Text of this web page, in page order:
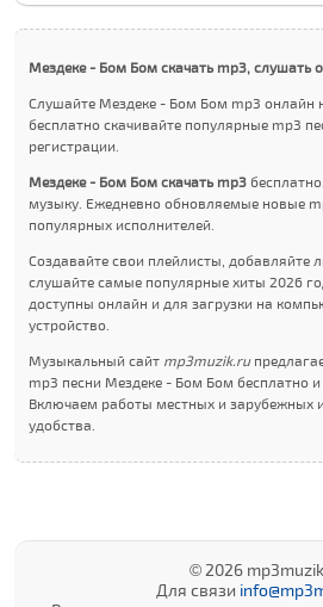
Мездеке - Бом Бом скачать mp3, слушать
Слушайте Мездеке - Бом Бом mp3 онлайн
бесплатно скачивайте популярные mp3
регистрации.
Мездеке - Бом Бом скачать mp3
музыку. Ежедневно обновляемые новые
популярных исполнителей.
Создавайте свои плейлисты, добавляйте
слушайте самые популярные хиты 2026
доступны онлайн и для загрузки на
устройство.
Музыкальный сайт mp3muzik.ru
mp3 песни Мездеке - Бом Бом бесплатно и
Включаем работы местных и зарубежных
удобства.
© 2026
Для связи